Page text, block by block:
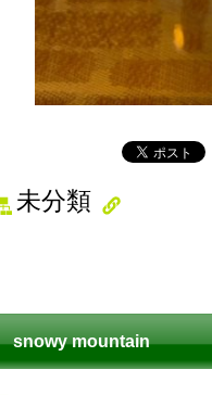
未分類
snowy mountain